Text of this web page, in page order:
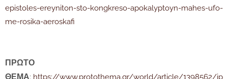
epistoles-ereyniton-sto-kongkreso-apokalyptoyn-mahes-ufo-
me-rosika-aeroskafi
ΠΡΩΤΟ
ΘΕΜΑ: https://www.protothema.gr/world/article/1398562/ip